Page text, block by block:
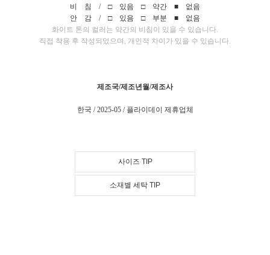
비 침 / □ 있음 □ 약간 ■ 없음
안 감 / □ 있음 □ 부분 ■ 없음
화이트 톤의 컬러는 약간의 비침이 있을 수 있습니다.
직접 착용 후 작성되었으며, 개인적 차이가 있을 수 있습니다.
제조국/제조년월/제조사
한국 / 2025-05 / 플라이데이 제휴업체
사이즈 TIP
소재별 세탁 TIP